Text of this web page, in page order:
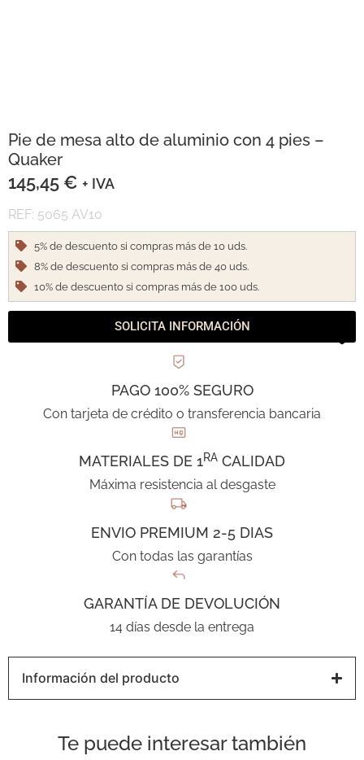
Pie de mesa alto de aluminio con 4 pies –
Quaker
145,45 € + IVA
REF: 5065 AV10
5% de descuento si compras más de 10 uds.
8% de descuento si compras más de 40 uds.
10% de descuento si compras más de 100 uds.
SOLICITA INFORMACIÓN
PAGO 100% SEGURO
Con tarjeta de crédito o transferencia bancaria
MATERIALES DE 1RA CALIDAD
Máxima resistencia al desgaste
ENVIO PREMIUM 2-5 DIAS
Con todas las garantías
GARANTÍA DE DEVOLUCIÓN
14 días desde la entrega
Información del producto
Te puede interesar también